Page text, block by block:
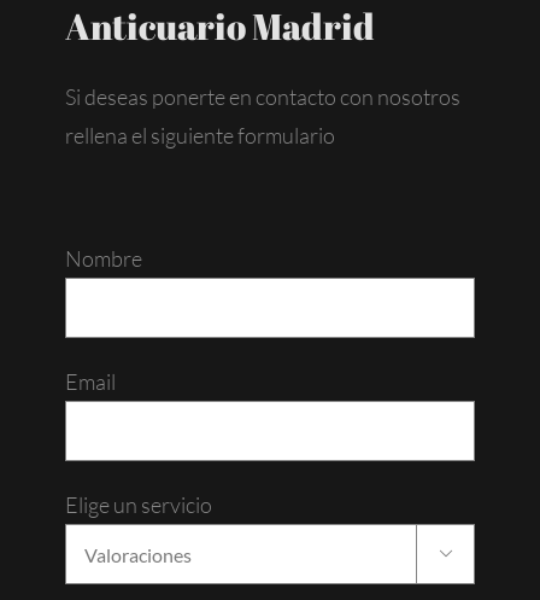
Anticuario Madrid
Si deseas ponerte en contacto con nosotros
rellena el siguiente formulario
Nombre
Email
Elige un servicio
